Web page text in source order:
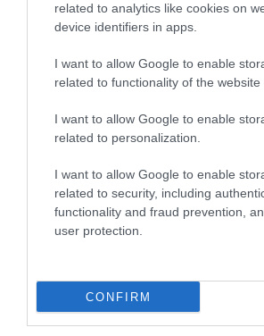
related to analytics like cookies on
device identifiers in apps.
I want to allow Google to enable
related to functionality of the website
I want to allow Google to enable
related to personalization.
I want to allow Google to enable
related to security, including
functionality and fraud prevention,
user protection.
CONFIRM
ÚJRAINDULNAK A
LEÁLLÍTOTT
2026. augusztus 07
TÍZ ÉVE NEM VOLT
INFLÁCIÓ